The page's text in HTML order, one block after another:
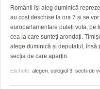
Românii îşi aleg duminică
au cost deschise la ora 7 și se
europarlamentare puteți vota, pe
cea la care sunteți arondați.
alege duminică și deputatul, însă
secția de care aparțin.
Etichete: alegeri colegiul 3 sectii de